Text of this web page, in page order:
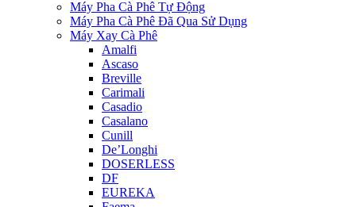
Máy Pha Cà Phê Tự Động
Máy Pha Cà Phê Đã Qua Sử Dụng
Máy Xay Cà Phê
Amalfi
Ascaso
Breville
Carimali
Casadio
Casalano
Cunill
De’Longhi
DOSERLESS
DF
EUREKA